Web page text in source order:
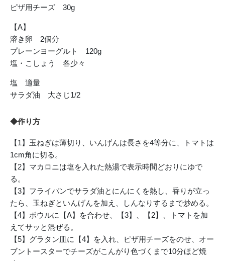
ピザ用チーズ 30g
【A】
溶き卵 2個分
プレーンヨーグルト 120g
塩・こしょう 各少々
塩 適量
サラダ油 大さじ1/2
◆作り方
【1】玉ねぎは薄切り、いんげんは長さを4等分に、トマトは
1cm角に切る。
【2】マカロニは塩を入れた熱湯で表示時間どおりにゆで
る。
【3】フライパンでサラダ油とにんにくを熱し、香りが立っ
たら、玉ねぎといんげんを加え、しんなりするまで炒める。
【4】ボウルに【A】を合わせ、【3】、【2】、トマトを加
えてサッと混ぜる。
【5】グラタン皿に【4】を入れ、ピザ用チーズをのせ、オー
ブントースターでチーズがこんがり色づくまで10分ほど焼